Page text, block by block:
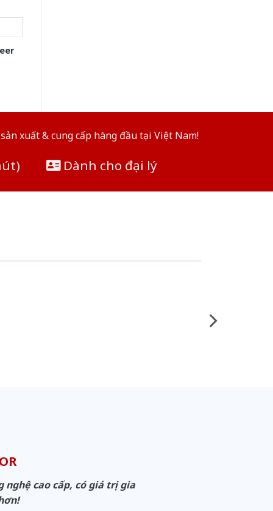
xuất & cung cấp hàng đầu tại Việt Nam!
Dành cho đại lý
nghệ cao cấp, có giá trị gia